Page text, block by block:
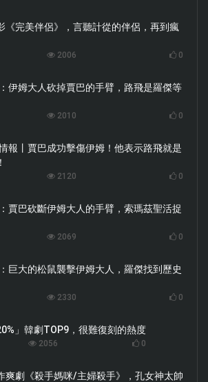
《完美伴侶》，言聽計從的伴侶，再到瘋
2006 0
伊姆大人砍掉賈巴的手臂，路飛是羅傑等
2010 0
報丨賈巴成功擊傷伊姆！他表示路飛就是
2120 0
賈巴砍斷伊姆大人的手臂，索瑪茲聖活捉
2069 0
巨大的松鼠襲擊伊姆大人，羅傑找到歷史
2330 0
」韓劇TOP9，很難復刻的熱度
2056 0
爽劇《殺手媽咪/主婦殺手》，孔女神太帥